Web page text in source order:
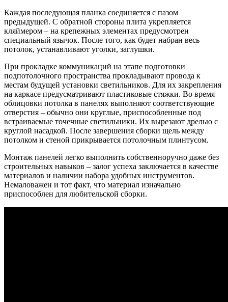
Каждая последующая планка соединяется с пазом
предыдущей. С обратной стороны плита укрепляется
кляймером – на крепежных элементах предусмотрен
специальный язычок. После того, как будет набран весь
потолок, устанавливают уголки, заглушки.
При прокладке коммуникаций на этапе подготовки
подпотолочного пространства прокладывают провода к
местам будущей установки светильников. Для их закрепления
на каркасе предусматривают пластиковые стяжки. Во время
облицовки потолка в панелях выполняют соответствующие
отверстия – обычно они круглые, приспособленные под
встраиваемые точечные светильники. Их вырезают дрелью с
круглой насадкой. После завершения сборки щель между
потолком и стеной прикрывается потолочным плинтусом.
Монтаж панелей легко выполнить собственноручно даже без
строительных навыков – залог успеха заключается в качестве
материалов и наличии набора удобных инструментов.
Немаловажен и тот факт, что материал изначально
приспособлен для любительской сборки.